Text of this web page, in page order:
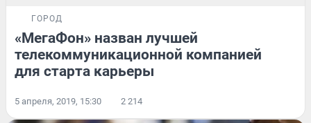
ГОРОД
«МегаФон» назван лучшей
телекоммуникационной компанией
для старта карьеры
5 апреля, 2019, 15:30 2 214